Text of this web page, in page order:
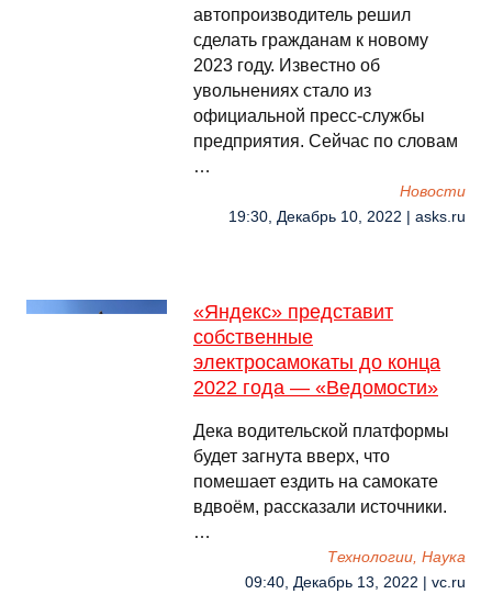
автопроизводитель решил
сделать гражданам к новому
2023 году. Известно об
увольнениях стало из
официальной пресс-службы
предприятия. Сейчас по словам
…
Новости
19:30, Декабрь 10, 2022 | asks.ru
«Яндекс» представит
собственные
электросамокаты до конца
2022 года — «Ведомости»
Дека водительской платформы
будет загнута вверх, что
помешает ездить на самокате
вдвоём, рассказали источники.
…
Технологии, Наука
09:40, Декабрь 13, 2022 | vc.ru